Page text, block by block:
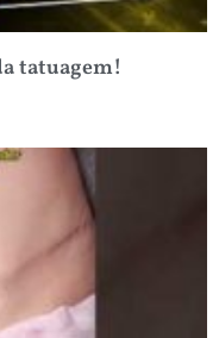
tatuagem!